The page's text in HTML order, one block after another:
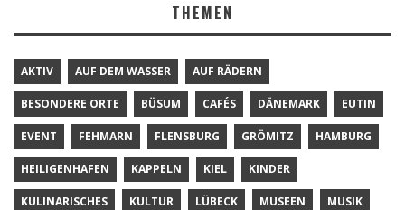
THEMEN
AKTIV AUF DEM WASSER AUF RÄDERN
BESONDERE ORTE BÜSUM CAFÉS DÄNEMARK EUTIN
EVENT FEHMARN FLENSBURG GRÖMITZ HAMBURG
HEILIGENHAFEN KAPPELN KIEL KINDER
KULINARISCHES KULTUR LÜBECK MUSEEN MUSIK